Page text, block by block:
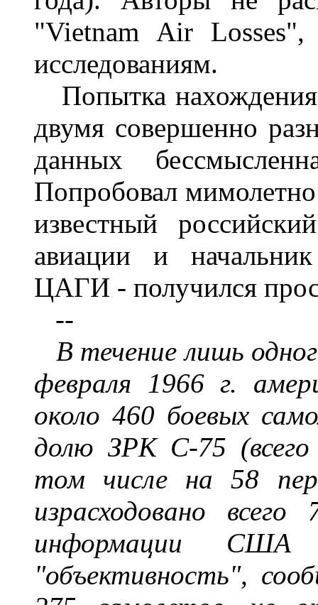
"Vietnam Air
исследованиям.
Попытка
двумя совершенно
данных
Попробовал
известный
авиации и
ЦАГИ - получился
--
В течение лишь
февраля 1966 г.
около 460 боевых
долю ЗРК С-75
том числе на 58
израсходовано
информации США
"объективность",